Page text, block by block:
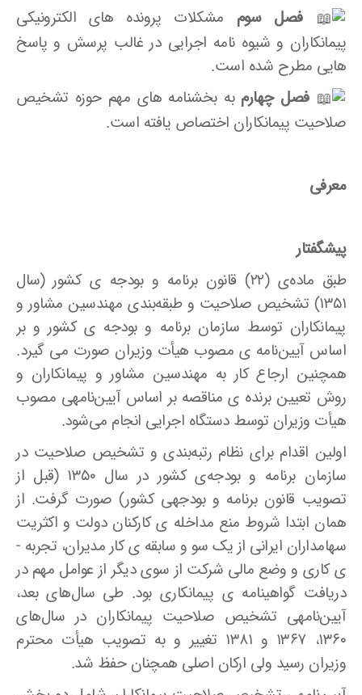
فصل سوم مشکلات پرونده های الکترونیکی
پیمانکاران و شیوه نامه اجرایی در غالب پرسش و پاسخ
هایی مطرح شده است.
فصل چهارم به بخشنامه های مهم حوزه تشخیص
صلاحیت پیمانکاران اختصاص یافته است.
معرفی
پیشگفتار
طبق ماده‌ی (۲۲) قانون برنامه و بودجه­ ی کشور (سال
۱۳۵۱) تشخیص صلاحیت و طبقه‌بندی مهندسین مشاور و
پیمانکاران توسط سازمان برنامه و بودجه­ ی کشور و بر
اساس آیین‌نامه­ ی مصوب هیأت وزیران صورت می­ گیرد.
همچنین ارجاع کار به مهندسین مشاور و پیمانکاران و
روش تعیین برنده­ ی مناقصه بر اساس آیین‌نامه­ی مصوب
هیأت وزیران توسط دستگاه اجرایی انجام می‌شود.
اولین اقدام برای نظام رتبه‌بندی و تشخیص صلاحیت در
سازمان برنامه و بودجه‌ی کشور در سال ۱۳۵۰ (قبل از
تصویب قانون برنامه و بودجه­ی کشور) صورت گرفت. از
همان ابتدا شروط منع مداخله­ ی کارکنان دولت و اکثریت
سهامداران ایرانی از یک سو و سابقه ­ی ‌کار مدیران، تجربه ­
ی کاری و وضع مالی شرکت از سوی دیگر از عوامل مهم در
دریافت گواهینامه ­ی پیمانکاری بود. طی سال‌های بعد،
آیین‌نامه­ی تشخیص صلاحیت پیمانکاران در سال‌های
۱۳۶۰، ۱۳۶۷ و ۱۳۸۱ تغییر و به تصویب هیأت محترم
وزیران رسید ولی ارکان اصلی همچنان حفظ شد.